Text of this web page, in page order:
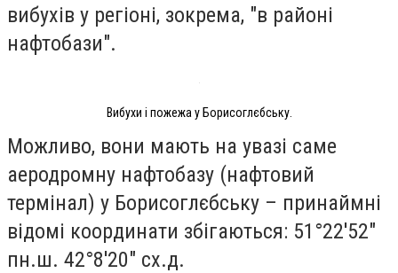
вибухів у регіоні, зокрема, "в районі
нафтобази".
Вибухи і пожежа у Борисоглєбську.
Можливо, вони мають на увазі саме
аеродромну нафтобазу (нафтовий
термінал) у Борисоглєбську – принаймні
відомі координати збігаються: 51°22'52"
пн.ш. 42°8'20" сх.д.